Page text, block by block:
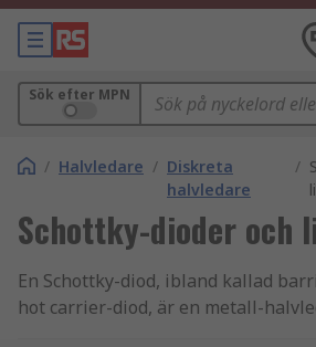
Sök efter MPN
/ Halvledare / Diskreta
halvledare
/
Schottky-dioder och
En Schottky-diod, ibland kallad
hot carrier-diod, är en metall-